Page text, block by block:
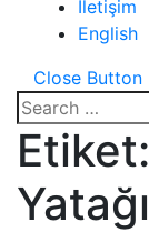
İletişim
English
Close Button
Etiket:
Yatağı